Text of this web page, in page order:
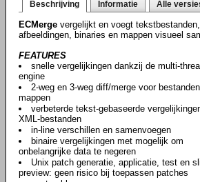
Beschrijving Informatie Alle
ECMerge vergelijkt en voegt tekstbestanden,
afbeeldingen, binaries en mappen visueel
FEATURES
snelle vergelijkingen dankzij de multi-
engine
2-weg en 3-weg diff/merge voor
mappen
verbeterde tekst-gebaseerde
XML-bestanden
in-line verschillen en samenvoegen
binaire vergelijkingen met mogelijk om
onbelangrijke data te negeren
Unix patch generatie, applicatie, test en
preview: geen risico bij toepassen patches